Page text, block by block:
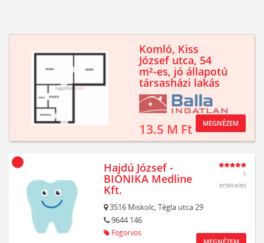
Komló, Kiss
József utca, 54
m²-es, jó állapotú
társasházi lakás
13.5 M Ft MEGNÉZEM
Hajdú József -
BIONIKA Medline
Kft.
3516 Miskolc,Tégla utca 29
9644 146
Fogorvos
1
értékelés